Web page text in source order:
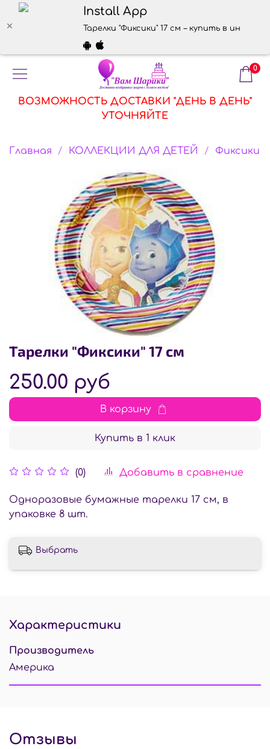
Install App
Тарелки "Фиксики" 17 см – купить в
0
ВОЗМОЖНОСТЬ ДОСТАВКИ "ДЕНЬ В ДЕНЬ"
УТОЧНЯЙТЕ
Главная КОЛЛЕКЦИИ ДЛЯ ДЕТЕЙ Фиксики
Тарелки "Фиксики" 17 см
(0) Добавить в сравнение
250.00 руб
В корзину
Купить в 1 клик
Одноразовые бумажные тарелки 17 см, в
упаковке 8 шт.
Выбрать
Характеристики
Производитель
Америка
Отзывы